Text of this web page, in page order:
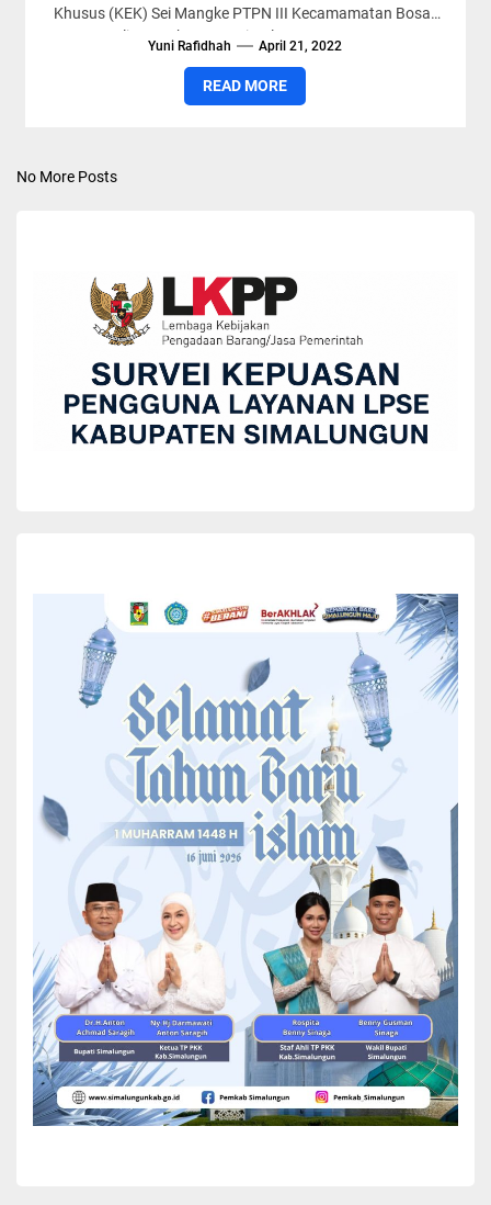
Khusus (KEK) Sei Mangke PTPN III Kecamamatan Bosar
Maligas Kabupaten Simalungun, Sumut, ...
Yuni Rafidhah April 21, 2022
READ MORE
No More Posts